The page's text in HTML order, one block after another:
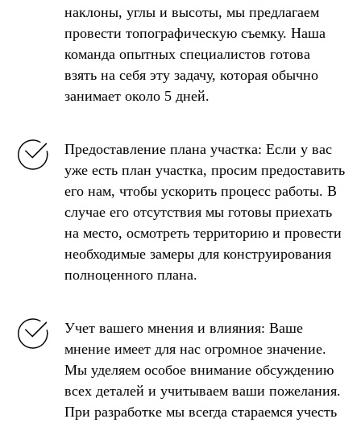
наклоны, углы и высоты, мы предлагаем
провести топографическую съемку. Наша
команда опытных специалистов готова
взять на себя эту задачу, которая обычно
занимает около 5 дней.
Предоставление плана участка: Если у вас
уже есть план участка, просим предоставить
его нам, чтобы ускорить процесс работы. В
случае его отсутствия мы готовы приехать
на место, осмотреть территорию и провести
необходимые замеры для конструирования
полноценного плана.
Учет вашего мнения и влияния: Ваше
мнение имеет для нас огромное значение.
Мы уделяем особое внимание обсуждению
всех деталей и учитываем ваши пожелания.
При разработке мы всегда стараемся учесть